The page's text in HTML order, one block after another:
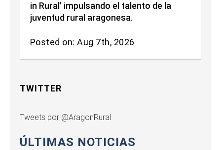
in Rural’ impulsando el talento de la
juventud rural aragonesa.
Posted on: Aug 7th, 2026
TWITTER
Tweets por @AragonRural
ÚLTIMAS NOTICIAS